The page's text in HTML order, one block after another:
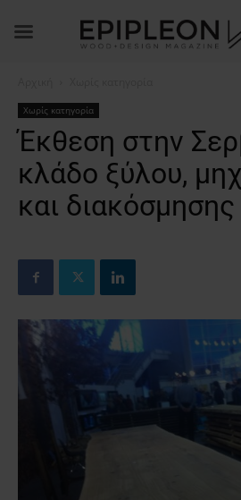
Χωρίς κατηγορία
Έκθεση στην
κλάδο ξύλου,
και διακόσμησης